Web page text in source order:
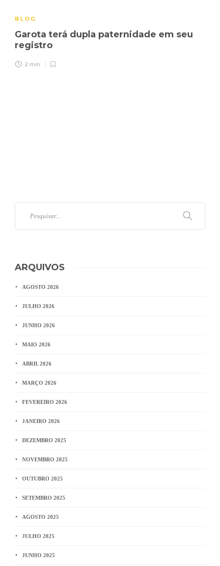
BLOG
Garota terá dupla paternidade em seu
registro
2 min
ARQUIVOS
AGOSTO 2026
JULHO 2026
JUNHO 2026
MAIO 2026
ABRIL 2026
MARÇO 2026
FEVEREIRO 2026
JANEIRO 2026
DEZEMBRO 2025
NOVEMBRO 2025
OUTUBRO 2025
SETEMBRO 2025
AGOSTO 2025
JULHO 2025
JUNHO 2025